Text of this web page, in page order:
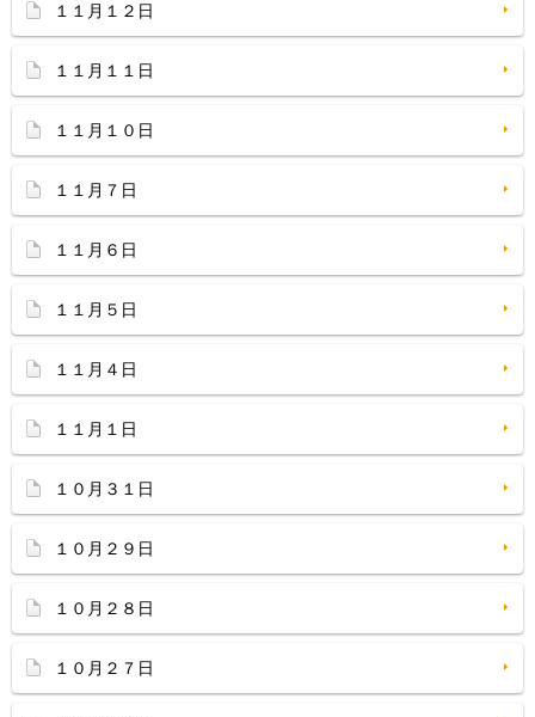
１１月１２日
１１月１１日
１１月１０日
１１月７日
１１月６日
１１月５日
１１月４日
１１月１日
１０月３１日
１０月２９日
１０月２８日
１０月２７日